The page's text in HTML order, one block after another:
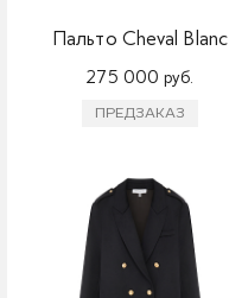
Пальто Cheval Blanc
275 000 руб.
ПРЕДЗАКАЗ